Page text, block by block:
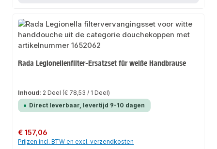
Rada Legionellenfilter-Ersatzset für weiße Handbrause
Inhoud: 2 Deel (€ 78,53 / 1 Deel)
Direct leverbaar, levertijd 9-10 dagen
Normale prijs:
€ 157,06
Prijzen incl. BTW en excl. verzendkosten